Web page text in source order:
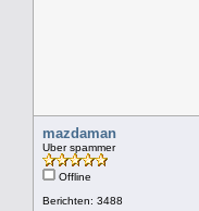
mazdaman
Uber spammer
Offline
Berichten: 3488